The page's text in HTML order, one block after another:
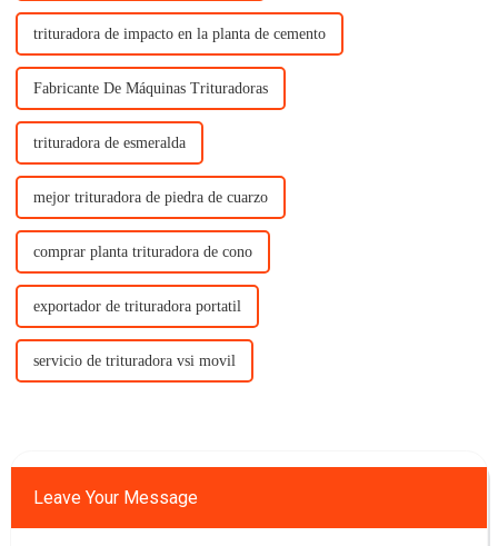
trituradora de impacto en la planta de cemento
Fabricante De Máquinas Trituradoras
trituradora de esmeralda
mejor trituradora de piedra de cuarzo
comprar planta trituradora de cono
exportador de trituradora portatil
servicio de trituradora vsi movil
Leave Your Message